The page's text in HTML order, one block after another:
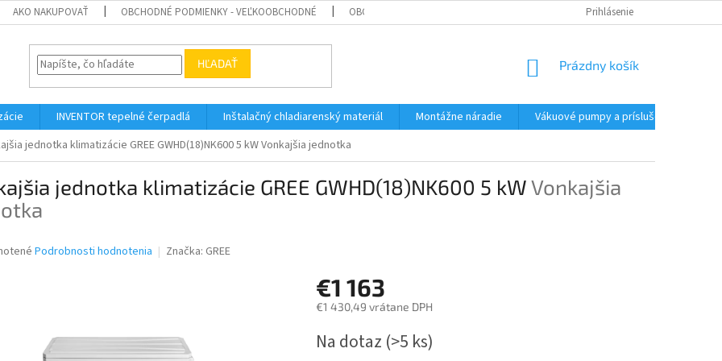
AKO NAKUPOVAŤ OBCHODNÉ PODMIENKY - VEĽKOOBCHODNÉ OBCHODNÉ PODMIENKY - MALOOBCHODNÉ PODMIENKY OCHRANY
Prihlásenie
HĽADAŤ
NÁKUPNÝ
Prázdny košík
INVENTOR tepelné čerpadlá Inštalačný chladiarenský materiál Montážne náradie Vákuové pumpy a príslušenstvo
jednotka klimatizácie GREE GWHD(18)NK600 5 kWVonkajšia jednotka
jednotka klimatizácie GREE GWHD(18)NK600 5 kWVonkajšia
Podrobnosti hodnotenia Značka: GREE
€1 163
€1 430,49 vrátane DPH
cena:
Na dotaz (>5 ks)